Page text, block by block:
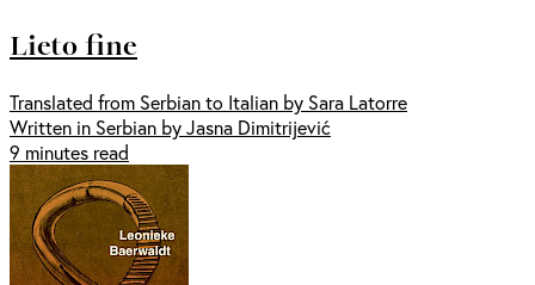
Lieto fine
Translated from Serbian to Italian by Sara Latorre
Written in Serbian by Jasna Dimitrijević
9 minutes read